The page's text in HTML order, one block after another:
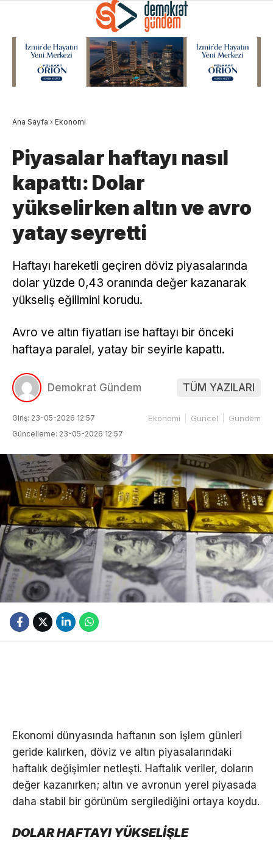
Ana Sayfa › Ekonomi
Piyasalar haftayı nasıl
kapattı: Dolar
yükselirken altın ve avro
yatay seyretti
Haftayı hareketli geçiren döviz piyasalarında
dolar yüzde 0,43 oranında değer kazanarak
yükseliş eğilimini korudu.
Avro ve altın fiyatları ise haftayı bir önceki
haftaya paralel, yatay bir seyirle kapattı.
Demokrat Gündem TÜM YAZILARI
Giriş: 23-05-2026 12:57
Güncelleme: 23-05-2026 12:57
Ekonomi Güncel Gündem
Ekonomi dünyasında haftanın son işlem günleri
geride kalırken, döviz ve altın piyasalarındaki
haftalık değişimler netleşti. Haftalık veriler, doların
değer kazanırken; altın ve avronun yerel piyasada
daha stabil bir görünüm sergilediğini ortaya koydu.
DOLAR HAFTAYI YÜKSELİŞLE